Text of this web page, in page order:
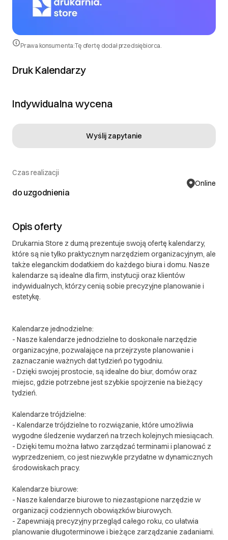
Prawa konsumenta:Tę ofertę dodał przedsiębiorca.
Druk Kalendarzy
Indywidualna wycena
Czas realizacji
do uzgodnienia
Online
Wyślij zapytanie
Opis oferty
Drukarnia Store z dumą prezentuje swoją ofertę kalendarzy,
które są nie tylko praktycznym narzędziem organizacyjnym, ale
także eleganckim dodatkiem do każdego biura i domu. Nasze
kalendarze są idealne dla firm, instytucji oraz klientów
indywidualnych, którzy cenią sobie precyzyjne planowanie i
estetykę.
Kalendarze jednodzielne:
- Nasze kalendarze jednodzielne to doskonałe narzędzie
organizacyjne, pozwalające na przejrzyste planowanie i
zaznaczanie ważnych dat tydzień po tygodniu.
- Dzięki swojej prostocie, są idealne do biur, domów oraz
miejsc, gdzie potrzebne jest szybkie spojrzenie na bieżący
tydzień.
Kalendarze trójdzielne:
- Kalendarze trójdzielne to rozwiązanie, które umożliwia
wygodne śledzenie wydarzeń na trzech kolejnych miesiącach.
- Dzięki temu można łatwo zarządzać terminami i planować z
wyprzedzeniem, co jest niezwykle przydatne w dynamicznych
środowiskach pracy.
Kalendarze biurowe:
- Nasze kalendarze biurowe to niezastąpione narzędzie w
organizacji codziennych obowiązków biurowych.
- Zapewniają precyzyjny przegląd całego roku, co ułatwia
planowanie długoterminowe i bieżące zarządzanie zadaniami.